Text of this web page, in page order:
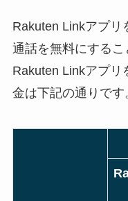
Rakuten Linkアプリ
通話を無料にする
Rakuten Linkアプリ
金は下記の通りです